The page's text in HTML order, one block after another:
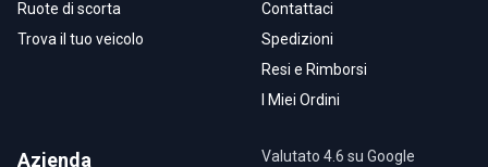
Ruote di scorta
Trova il tuo veicolo
Contattaci
Spedizioni
Resi e Rimborsi
I Miei Ordini
Azienda Valutato 4.6 su Google